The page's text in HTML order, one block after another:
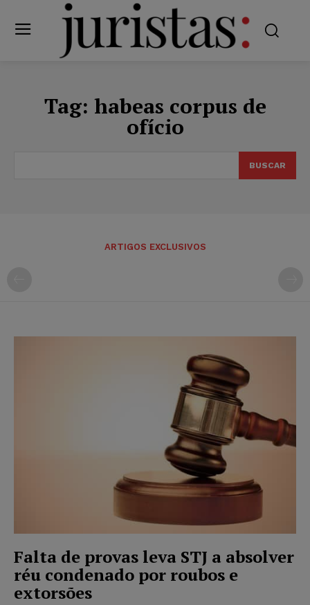
Tag: habeas corpus de
ofício
BUSCAR
ARTIGOS EXCLUSIVOS
Falta de provas leva STJ a absolver
réu condenado por roubos e
extorsões